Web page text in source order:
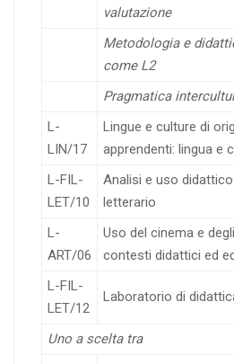
valutazione
Metodologia e
come L2
Pragmatica
L-
LIN/17
Lingue e culture di
apprendenti: lingua e
L-FIL-
LET/10
Analisi e uso
letterario
L-
ART/06
Uso del cinema e
contesti didattici ed
L-FIL-
LET/12
Laboratorio di
Uno a scelta tra